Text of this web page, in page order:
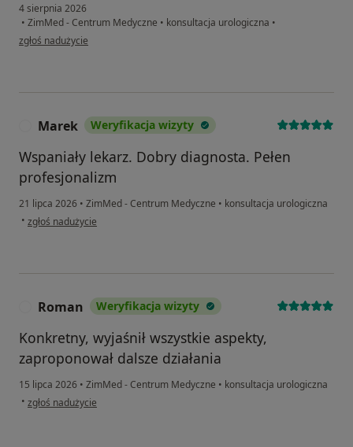
4 sierpnia 2026
• ZimMed - Centrum Medyczne • konsultacja urologiczna •
w opinii użytkownika Anna
zgłoś nadużycie
Marek Weryfikacja wizyty
Wspaniały lekarz. Dobry diagnosta. Pełen
profesjonalizm
21 lipca 2026 • ZimMed - Centrum Medyczne • konsultacja urologiczna
• w opinii użytkownika Marek
zgłoś nadużycie
Roman Weryfikacja wizyty
Konkretny, wyjaśnił wszystkie aspekty,
zaproponował dalsze działania
15 lipca 2026 • ZimMed - Centrum Medyczne • konsultacja urologiczna
• w opinii użytkownika Roman
zgłoś nadużycie